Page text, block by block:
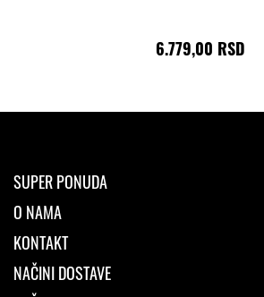
6.779,00 RSD
SUPER PONUDA
O NAMA
KONTAKT
NAČINI DOSTAVE